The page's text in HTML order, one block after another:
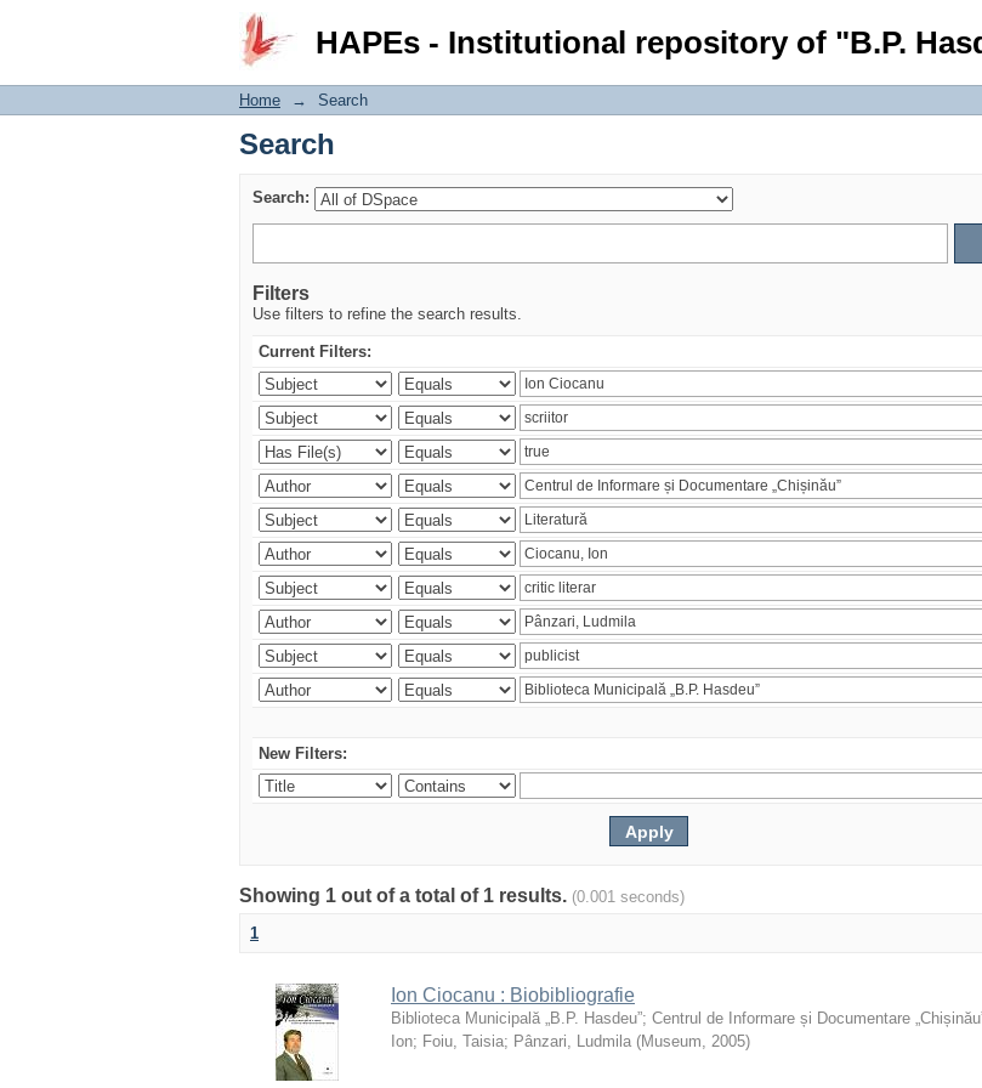
HAPEs - Institutional repository of "B.P.
Search
Home → Search
Search
Search:
Filters
Use filters to refine the search results.
Current Filters:
New Filters:
Showing 1 out of a total of 1 results. (0.001 seconds)
1
Ion Ciocanu : Biobibliografie
Biblioteca Municipală „B.P. Hasdeu”; Centrul de Informare și Documentare
Ion; Foiu, Taisia; Pânzari, Ludmila (Museum, 2005)